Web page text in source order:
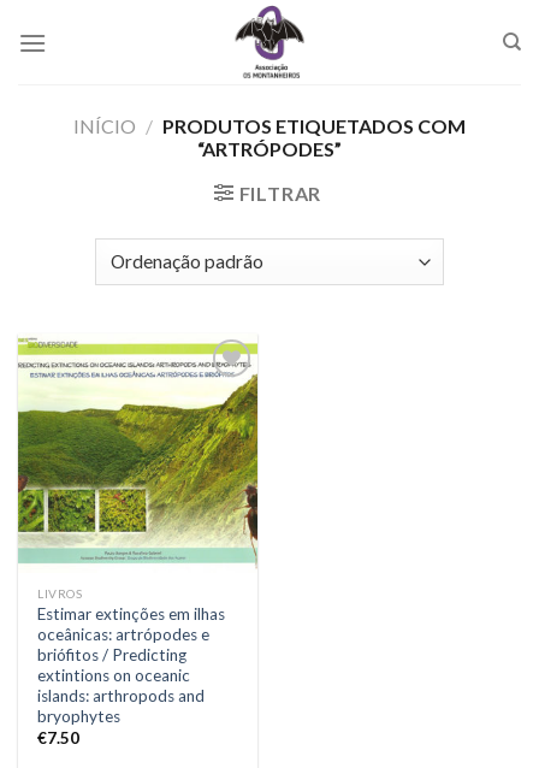
INÍCIO / PRODUTOS ETIQUETADOS COM
“ARTRÓPODES”
FILTRAR
Add to
Wishlist
LIVROS
Estimar extinções em ilhas
oceânicas: artrópodes e
briófitos / Predicting
extintions on oceanic
islands: arthropods and
bryophytes
€7.50